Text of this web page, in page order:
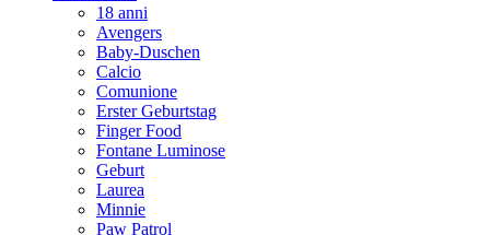
18 anni
Avengers
Baby-Duschen
Calcio
Comunione
Erster Geburtstag
Finger Food
Fontane Luminose
Geburt
Laurea
Minnie
Paw Patrol